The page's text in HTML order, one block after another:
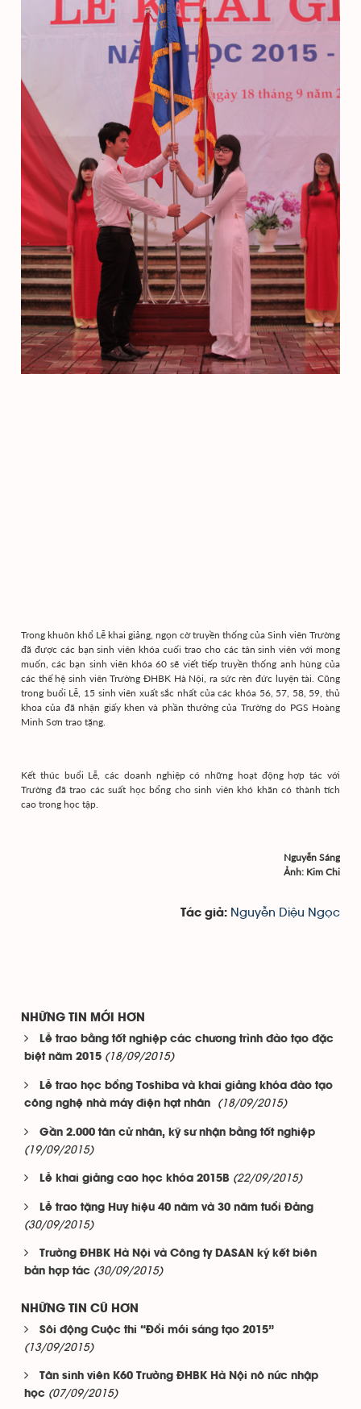
Trong khuôn khổ Lễ khai giảng, ngọn cờ truyền thống của Sinh viên Trường
đã được các bạn sinh viên khóa cuối trao cho các tân sinh viên với mong
muốn, các bạn sinh viên khóa 60 sẽ viết tiếp truyền thống anh hùng của
các thế hệ sinh viên Trường ĐHBK Hà Nội, ra sức rèn đức luyện tài. Cũng
trong buổi Lễ, 15 sinh viên xuất sắc nhất của các khóa 56, 57, 58, 59, thủ
khoa của đã nhận giấy khen và phần thưởng của Trường do PGS Hoàng
Minh Sơn trao tặng.
Kết thúc buổi Lễ, các doanh nghiệp có những hoạt động hợp tác với
Trường đã trao các suất học bổng cho sinh viên khó khăn có thành tích
cao trong học tập.
Nguyễn Sáng
Ảnh: Kim Chi
Tác giả: Nguyễn Diệu Ngọc
NHỮNG TIN MỚI HƠN
Lễ trao bằng tốt nghiệp các chương trình đào tạo đặc
biệt năm 2015 (18/09/2015)
Lễ trao học bổng Toshiba và khai giảng khóa đào tạo
công nghệ nhà máy điện hạt nhân
(18/09/2015)
Gần 2.000 tân cử nhân, kỹ sư nhận bằng tốt nghiệp
(19/09/2015)
Lễ khai giảng cao học khóa 2015B (22/09/2015)
Lễ trao tặng Huy hiệu 40 năm và 30 năm tuổi Đảng
(30/09/2015)
Trường ĐHBK Hà Nội và Công ty DASAN ký kết biên
bản hợp tác (30/09/2015)
NHỮNG TIN CŨ HƠN
Sôi động Cuộc thi “Đổi mới sáng tạo 2015”
(13/09/2015)
Tân sinh viên K60 Trường ĐHBK Hà Nội nô nức nhập
học (07/09/2015)